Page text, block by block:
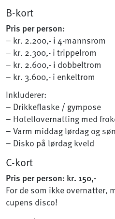
B-kort
Pris per person:
– kr. 2.200,- i 4-mannsrom
– kr. 2.300,- i trippelrom
– kr. 2.600,- i dobbeltrom
– kr. 3.600,- i enkeltrom
Inkluderer:
– Drikkeflaske / gympose
– Hotellovernatting med
– Varm middag lørdag og
– Disko på lørdag kveld
C-kort
Pris per person: kr. 150,-
For de som ikke overnatter,
cupens disco!